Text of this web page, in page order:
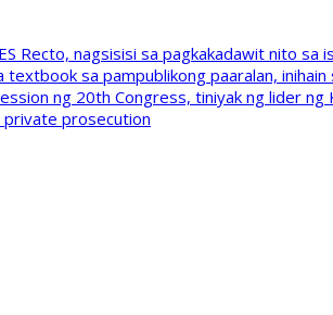
Recto, nagsisisi sa pagkakadawit nito sa
sa pampublikong paaralan, inihain
ng 20th Congress, tiniyak ng lider ng
private prosecution